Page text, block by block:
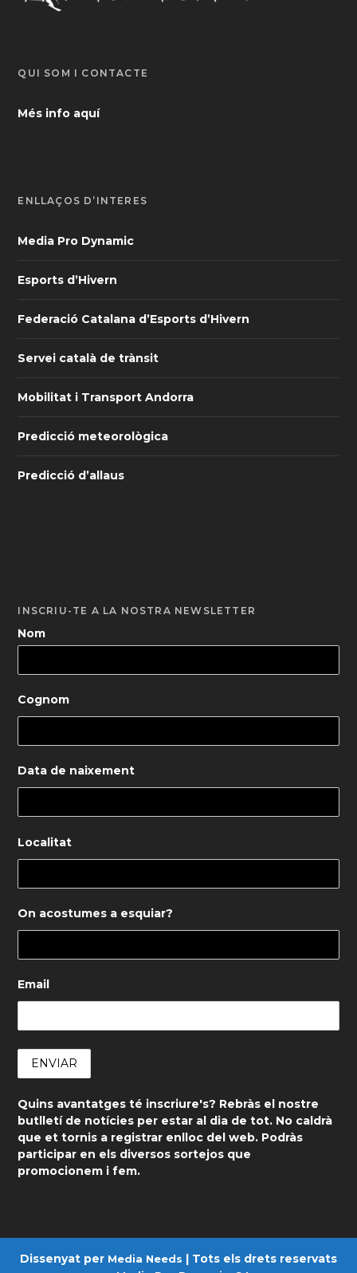
QUI SOM I CONTACTE
Més info aquí
ENLLAÇOS D’INTERÈS
Media Pro Dynamic
Esports d’Hivern
Federació Catalana d’Esports d’Hivern
Servei català de trànsit
Mobilitat i Transport Andorra
Predicció meteorològica
Predicció d’allaus
INSCRIU-TE A LA NOSTRA NEWSLETTER
Nom
Cognom
Data de naixement
Localitat
On acostumes a esquiar?
Email
Quins avantatges té inscriure's? Rebràs el nostre
butlletí de notícies per estar al dia de tot. No caldrà
que et tornis a registrar enlloc del web. Podràs
participar en els diversos sortejos que
promocionem i fem.
Dissenyat per Media Needs | Tots els drets reservats